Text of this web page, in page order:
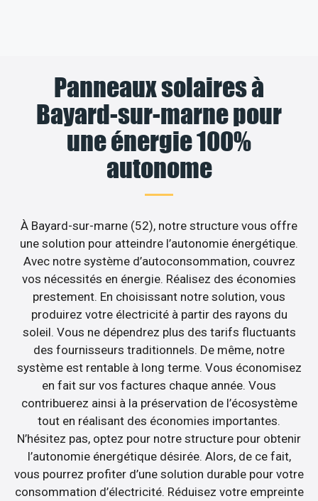
Panneaux solaires à
Bayard-sur-marne pour
une énergie 100%
autonome
À Bayard-sur-marne (52), notre structure vous offre
une solution pour atteindre l’autonomie énergétique.
Avec notre système d’autoconsommation, couvrez
vos nécessités en énergie. Réalisez des économies
prestement. En choisissant notre solution, vous
produirez votre électricité à partir des rayons du
soleil. Vous ne dépendrez plus des tarifs fluctuants
des fournisseurs traditionnels. De même, notre
système est rentable à long terme. Vous économisez
en fait sur vos factures chaque année. Vous
contribuerez ainsi à la préservation de l’écosystème
tout en réalisant des économies importantes.
N’hésitez pas, optez pour notre structure pour obtenir
l’autonomie énergétique désirée. Alors, de ce fait,
vous pourrez profiter d’une solution durable pour votre
consommation d’électricité. Réduisez votre empreinte